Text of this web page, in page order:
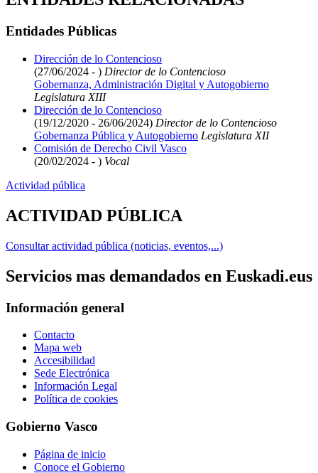
Entidades Públicas
Dirección de lo Contencioso
(27/06/2024 - ) Director de lo Contencioso
Gobernanza, Administración Digital y Autogobierno
Legislatura XIII
Dirección de lo Contencioso
(19/12/2020 - 26/06/2024) Director de lo Contencioso
Gobernanza Pública y Autogobierno Legislatura XII
Comisión de Derecho Civil Vasco
(20/02/2024 - ) Vocal
Actividad pública
ACTIVIDAD PÚBLICA
Consultar actividad pública (noticias, eventos,...)
Servicios mas demandados en Euskadi.eus
Información general
Contacto
Mapa web
Accesibilidad
Sede Electrónica
Información Legal
Política de cookies
Gobierno Vasco
Página de inicio
Conoce el Gobierno